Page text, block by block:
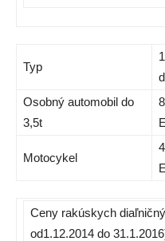
Typ
Osobný automobil do
3,5t
Motocykel
Ceny rakúskych
od1.12.2014 do